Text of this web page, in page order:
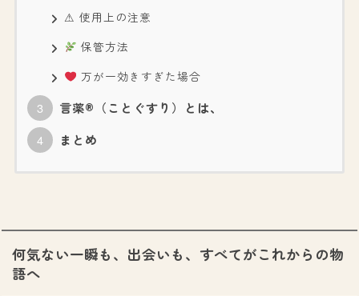
⚠ 使用上の注意
保管方法
万が一効きすぎた場合
言薬®（ことぐすり）とは、
まとめ
何気ない一瞬も、出会いも、すべてがこれからの物
語へ